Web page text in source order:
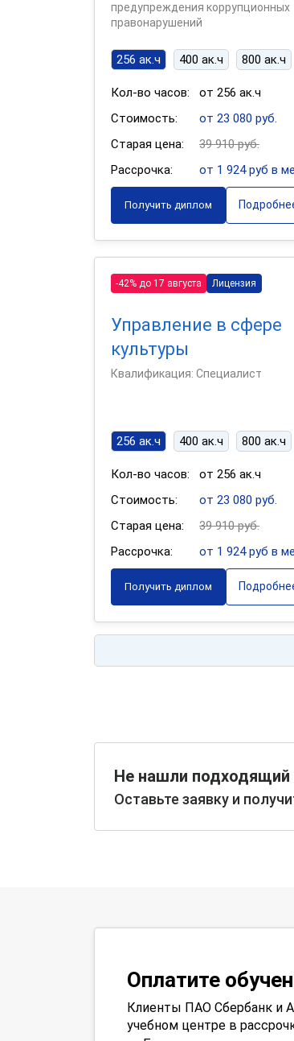
предупреждения коррупционных
правонарушений
256 ак.ч 400 ак.ч 800 ак.ч
Кол-во часов:
от 256 ак.ч
Стоимость:
от 23 080 руб.
Старая цена:
39 910 руб.
Рассрочка:
от 1 924 руб в
Получить диплом
-42% до 17 августа Лицензия
Управление в сфере
культуры
Квалификация: Специалист
256 ак.ч 400 ак.ч 800 ак.ч
Кол-во часов:
от 256 ак.ч
Стоимость:
от 23 080 руб.
Старая цена:
39 910 руб.
Рассрочка:
от 1 924 руб в
Получить диплом
Не нашли подходящий
Оставьте заявку и
Оплатите
Клиенты ПАО Сбербанк и
учебном центре в